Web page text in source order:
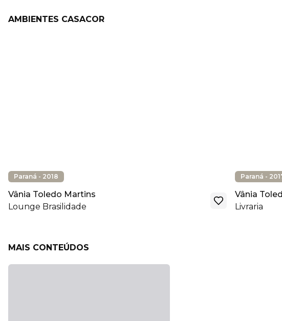
AMBIENTES CASACOR
Paraná - 2018
Vânia Toledo Martins
Lounge Brasilidade
Paraná -
Vânia
Livraria
MAIS CONTEÚDOS